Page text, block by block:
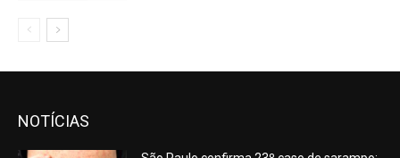
NOTÍCIAS